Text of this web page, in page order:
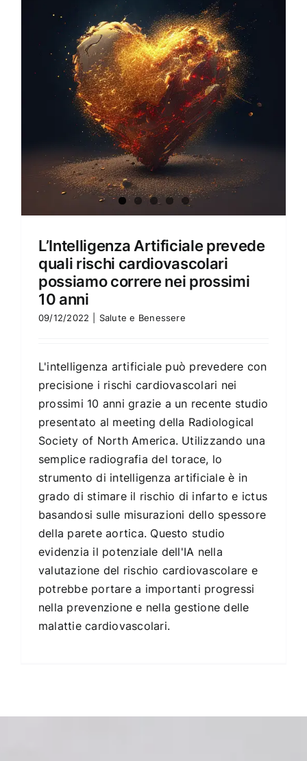
Cucinare in modo sano
Verde e Sostenibilità
Ciao sono Virginia
Contattami
L’Intelligenza Artificiale prevede
quali rischi cardiovascolari
possiamo correre nei prossimi
10 anni
09/12/2022 Salute e Benessere
L'intelligenza artificiale può prevedere con
precisione i rischi cardiovascolari nei
prossimi 10 anni grazie a un recente studio
presentato al meeting della Radiological
Society of North America. Utilizzando una
semplice radiografia del torace, lo
strumento di intelligenza artificiale è in
grado di stimare il rischio di infarto e ictus
basandosi sulle misurazioni dello spessore
della parete aortica. Questo studio
evidenzia il potenziale dell'IA nella
valutazione del rischio cardiovascolare e
potrebbe portare a importanti progressi
nella prevenzione e nella gestione delle
malattie cardiovascolari.